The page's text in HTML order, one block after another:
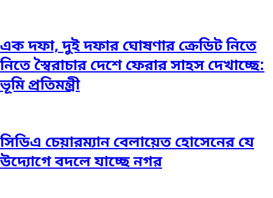
এক দফা, দুই দফার ঘোষণার ক্রেডিট নিতে
নিতে স্বৈরাচার দেশে ফেরার সাহস দেখাচ্ছে:
ভূমি প্রতিমন্ত্রী
সিডিএ চেয়ারম্যান বেলায়েত হোসেনের যে
উদ্যোগে বদলে যাচ্ছে নগর